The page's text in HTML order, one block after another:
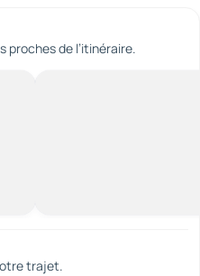
proches de l’itinéraire.
trajet.